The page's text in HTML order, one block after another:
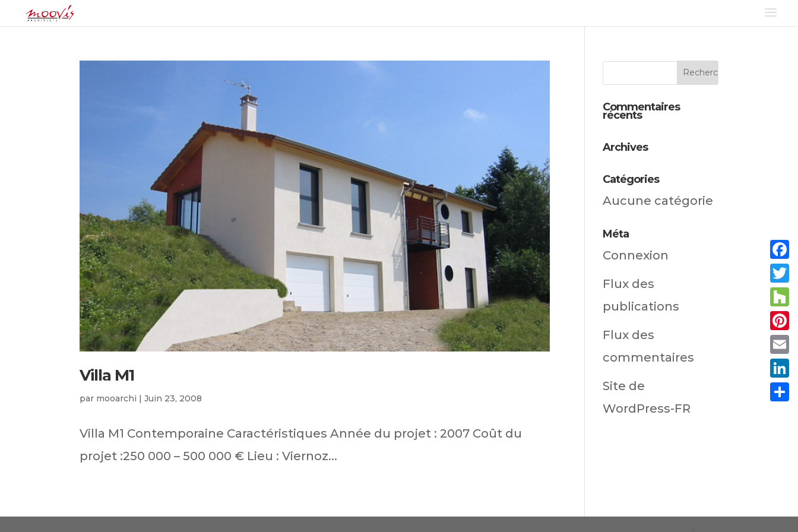
Villa M1
par mooarchi |Juin 23, 2008
Villa M1 Contemporaine Caractéristiques Année du projet : 2007 Coût du
projet :250 000 – 500 000 € Lieu : Viernoz...
Commentaires
récents
Archives
Catégories
Aucune catégorie
Méta
Connexion
Flux des
publications
Flux des
commentaires
Site de
WordPress-FR